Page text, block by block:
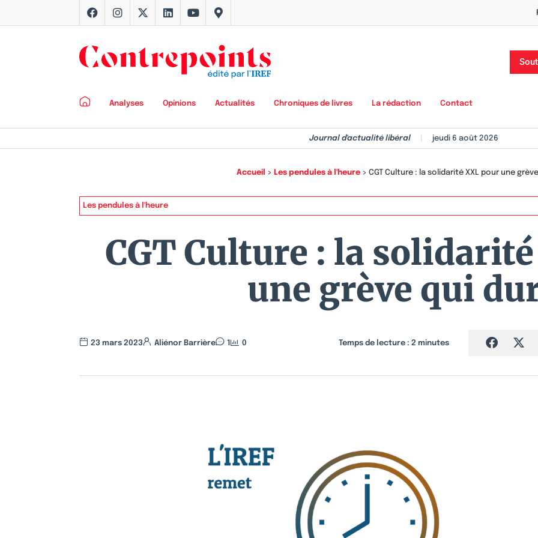
Analyses Opinions Actualités Chroniques de livres La rédaction Contact
Journal d'actualité libéral jeudi 6 août 2026
Accueil > Les pendules à l'heure> CGT Culture : la solidarité XXL pour une
Les pendules à l'heure
CGT Culture : la
une grève qui
23 mars 2023 Aliénor Barrière 1 0 Temps de lecture : 2 minutes